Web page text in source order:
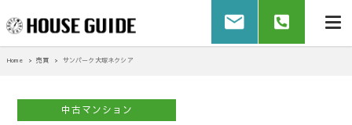
Home 売買 サンパーク大塚ネクシア
中古マンション